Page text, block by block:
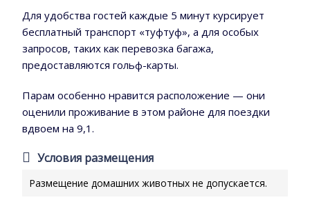
Для удобства гостей каждые 5 минут курсирует
бесплатный транспорт «туфтуф», а для особых
запросов, таких как перевозка багажа,
предоставляются гольф-карты.
Парам особенно нравится расположение — они
оценили проживание в этом районе для поездки
вдвоем на 9,1.
Условия размещения
Размещение домашних животных не допускается.